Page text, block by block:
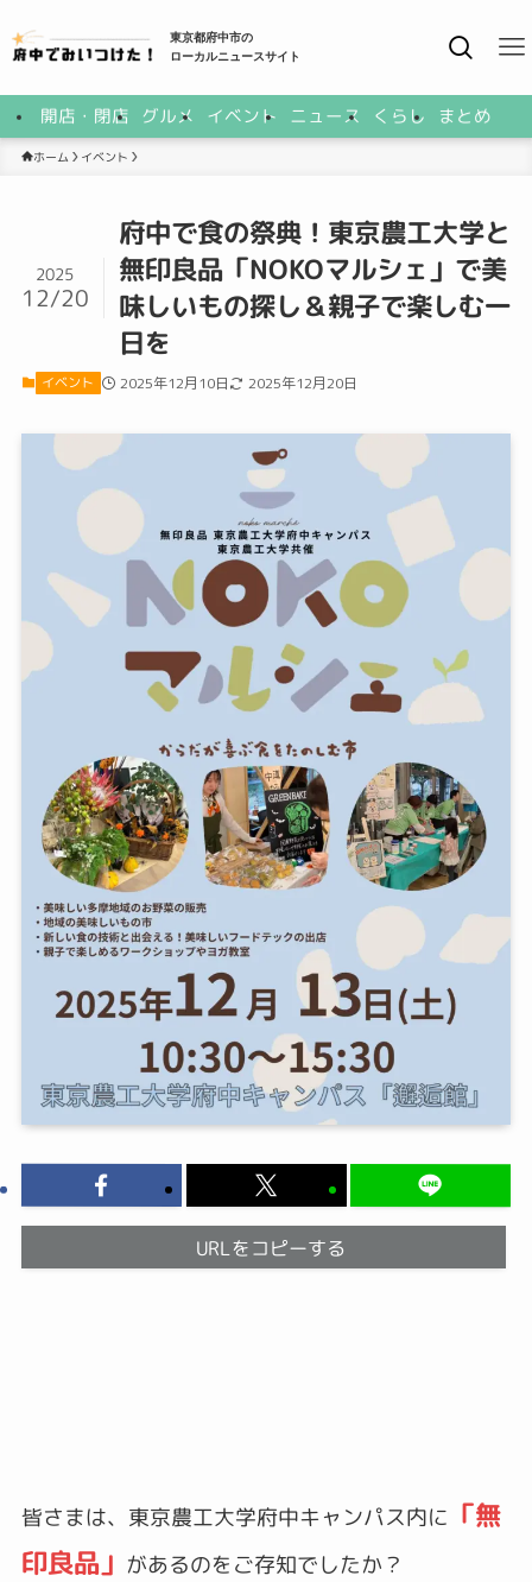
東京都府中市の
ローカルニュースサイト
開店・閉店 グルメ イベント ニュース くらし まとめ
ホーム イベント
府中で食の祭典！東京農工大学と
無印良品「NOKOマルシェ」で美
味しいもの探し＆親子で楽しむ一
日を
2025
12/20
イベント 2025年12月10日 2025年12月20日
URLをコピーする
皆さまは、東京農工大学府中キャンパス内に 「無
印良品」 があるのをご存知でしたか？